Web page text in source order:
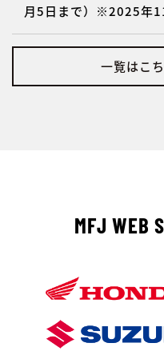
月5日まで）※2025年
一覧はこ
MFJ WEB